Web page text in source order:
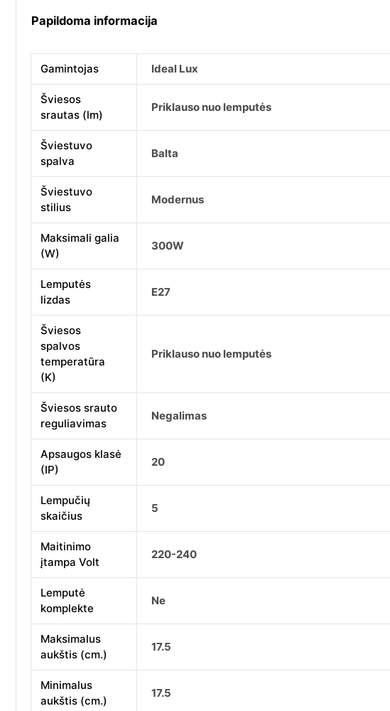
Papildoma informacija
Gamintojas Ideal Lux
Šviesos
srautas (lm)
Priklauso nuo lemputės
Šviestuvo
spalva
Balta
Šviestuvo
stilius
Modernus
Maksimali galia
(W)
300W
Lemputės
lizdas
E27
Šviesos
spalvos
temperatūra
(K)
Priklauso nuo lemputės
Šviesos srauto
reguliavimas
Negalimas
Apsaugos klasė
(IP)
20
Lempučių
skaičius
5
Maitinimo
įtampa Volt
220-240
Lemputė
komplekte
Ne
Maksimalus
aukštis (cm.)
17.5
Minimalus
aukštis (cm.)
17.5